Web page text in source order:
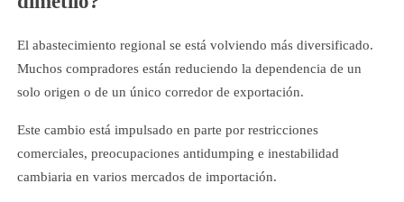
El abastecimiento regional se está volviendo más diversificado.
Muchos compradores están reduciendo la dependencia de un
solo origen o de un único corredor de exportación.
Este cambio está impulsado en parte por restricciones
comerciales, preocupaciones antidumping e inestabilidad
cambiaria en varios mercados de importación.